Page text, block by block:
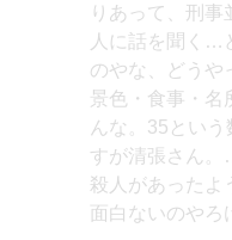
りあって、刑
人に話を聞く…
のやな、どうや
景色・食事・名
んな。35とい
すが清張さん
殺人があったよ
面白ないのやろ